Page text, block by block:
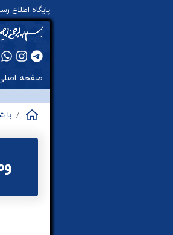
پایگاه اطلاع
صفحه
با